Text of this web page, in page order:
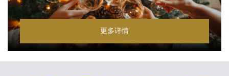
更多详情